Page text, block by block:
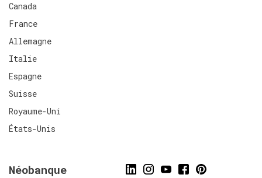
Canada
France
Allemagne
Italie
Espagne
Suisse
Royaume-Uni
États-Unis
Néobanque